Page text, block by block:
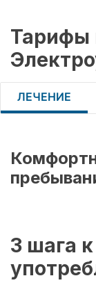
Тарифы
ЛЕЧЕНИЕ
3 шага